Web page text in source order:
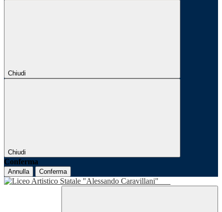
Chiudi
Chiudi
Conferma
Annulla Conferma